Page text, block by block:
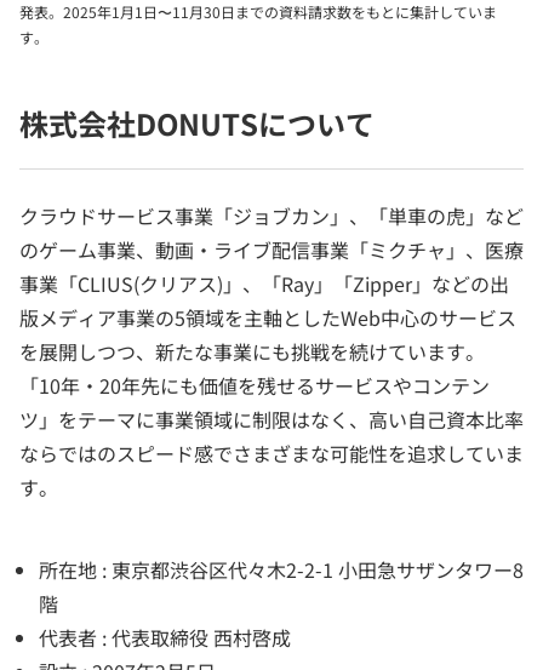
発表。2025年1月1日〜11月30日までの資料請求数をもとに集計していま
す。
株式会社DONUTSについて
クラウドサービス事業「ジョブカン」、「単車の虎」など
のゲーム事業、動画・ライブ配信事業「ミクチャ」、医療
事業「CLIUS(クリアス)」、「Ray」「Zipper」などの出
版メディア事業の5領域を主軸としたWeb中心のサービス
を展開しつつ、新たな事業にも挑戦を続けています。
「10年・20年先にも価値を残せるサービスやコンテン
ツ」をテーマに事業領域に制限はなく、高い自己資本比率
ならではのスピード感でさまざまな可能性を追求していま
す。
所在地 : 東京都渋谷区代々木2-2-1 小田急サザンタワー8
階
代表者 : 代表取締役 西村啓成